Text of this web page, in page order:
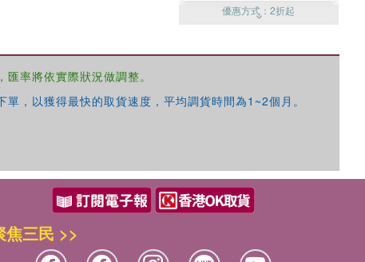
優惠方式：2折起
率將依實際狀況做調整。
，以獲得最快的取貨速度，平均調貨時間為1~2個月。
焦三民 >>